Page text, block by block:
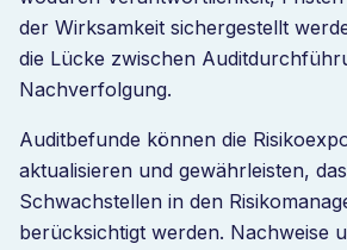
der Wirksamkeit sichergestellt
die Lücke zwischen
Nachverfolgung.
Auditbefunde können die
aktualisieren und gewährleisten,
Schwachstellen in den
berücksichtigt werden. Nachweise